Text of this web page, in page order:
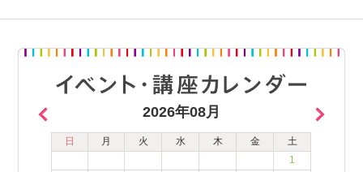
2026年08月
日 月 火 水 木 金
土
1